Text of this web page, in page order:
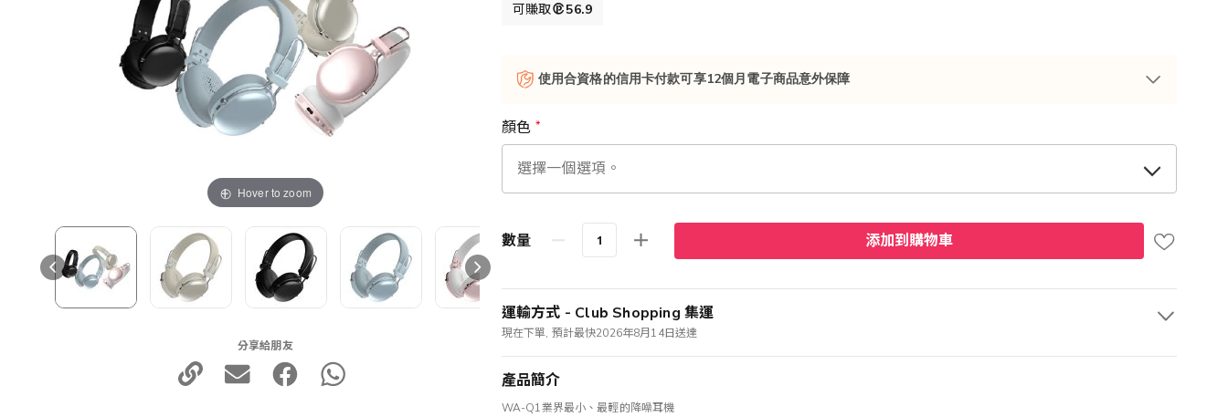
Hover to zoom
分享給朋友
可賺取 56.9
使用合資格的信用卡付款可享12個月電子商品意外保障
顏色
數量 添加到購物車
運輸方式 - Club Shopping 集運
現在下單, 預計最快2026年8月14日送達
產品簡介
WA-Q1業界最小、最輕的降噪耳機